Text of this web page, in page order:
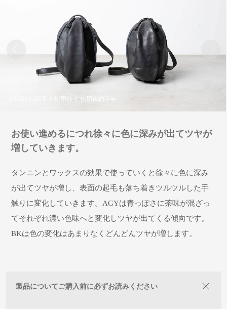
AS-10SS AGY 左使用前 右使用後約半年
お使い進めるにつれ徐々に色に深みが出てツヤが
増していきます。
タンニンとワックスの効果で使っていくと徐々に色に深み
が出てツヤが増し、表面の起毛も落ち着きツルツルした手
触りに変化していきます。AGYは青っぽさに茶味が混ざっ
てそれぞれ濃い色味へと変化しツヤが出てくる傾向です。
BKは色の変化はあまりなくどんどんツヤが増します。
製品についてご購入前に必ずお読みください